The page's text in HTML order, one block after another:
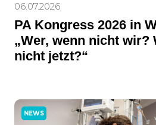
06.07.2026
PA Kongress 2026 in
„Wer, wenn nicht wir?
nicht jetzt?“
NEWS